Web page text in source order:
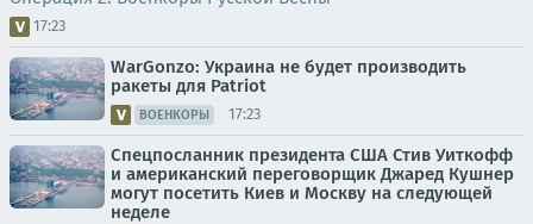
17:23
WarGonzo: Украина не будет производить
ракеты для Patriot
ВОЕНКОРЫ 17:23
Спецпосланник президента США Стив Уиткофф
и американский переговорщик Джаред Кушнер
могут посетить Киев и Москву на следующей
неделе